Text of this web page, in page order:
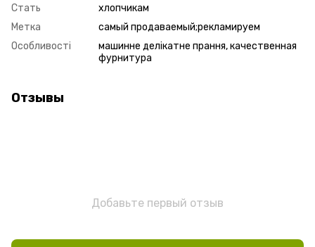
Стать
хлопчикам
Метка
самый продаваемый;рекламируем
Особливості
машинне делікатне прання, качественная
фурнитура
Отзывы
Добавьте первый отзыв